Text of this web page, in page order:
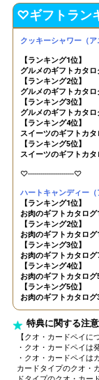
37
38 1650000
39
40
Gifting
the live performance.
First, try throwing
(once a day)! You
Show Gold to
(available from 1
continue to send
performer(s), the
popularity ranking
ranking go up.
To cheer on
send them gifts.
you must use Show
♡ギフトラン
クッキーシャワー（ア
【ランキング1位】
グルメのギフトカタロ
【ランキング2位】
グルメのギフトカタロ
【ランキング3位】
グルメのギフトカタロ
【ランキング4位】
スイーツのギフトカタ
【ランキング5位】
スイーツのギフトカタ
♡----------------------♡
ハートキャンディー（
【ランキング1位】
お肉のギフトカタログ
【ランキング2位】
お肉のギフトカタログ
【ランキング3位】
お肉のギフトカタログ
【ランキング4位】
お肉のギフトカタログ
【ランキング5位】
お肉のギフトカタログ
特典に関する注
【クオ・カードペイに
・クオ・カードペイは
・クオ・カードペイは
カードタイプのクオ・